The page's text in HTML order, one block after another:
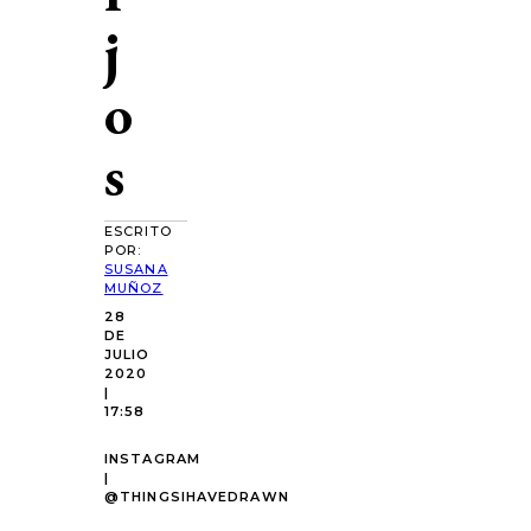
j
o
s
ESCRITO
POR:
SUSANA
MUÑOZ
28
DE
JULIO
2020
|
17:58
INSTAGRAM
|
@THINGSIHAVEDRAWN